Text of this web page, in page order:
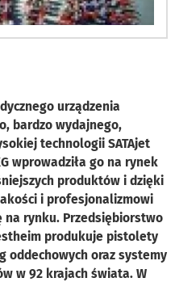
urządzenia
bardzo wydajnego,
technologii SATAjet
wprowadziła go na rynek
produktów i dzięki
i profesjonalizmowi
na rynku. Przedsiębiorstwo
produkuje pistolety
oddechowych oraz systemy
w 92 krajach świata. W